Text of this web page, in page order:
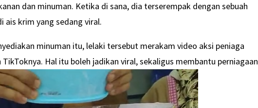
dan minuman. Ketika di sana, dia terserempak dengan sebuah
ais krim yang sedang viral.
minuman itu, lelaki tersebut merakam video aksi peniaga
Hal itu boleh jadikan viral, sekaligus membantu perniagaan